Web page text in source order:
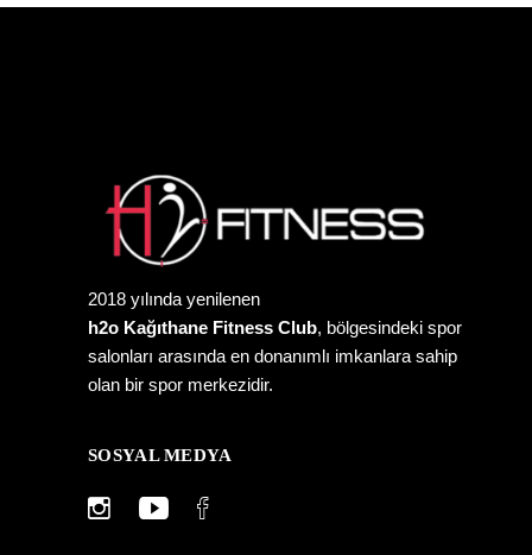
2018 yılında yenilenen
h2o Kağıthane Fitness Club, bölgesindeki spor
salonları arasında en donanımlı imkanlara sahip
olan bir spor merkezidir.
SOSYAL MEDYA